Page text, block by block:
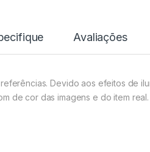
Avaliações
Devido aos efeitos de
de cor das imagens e do item real.